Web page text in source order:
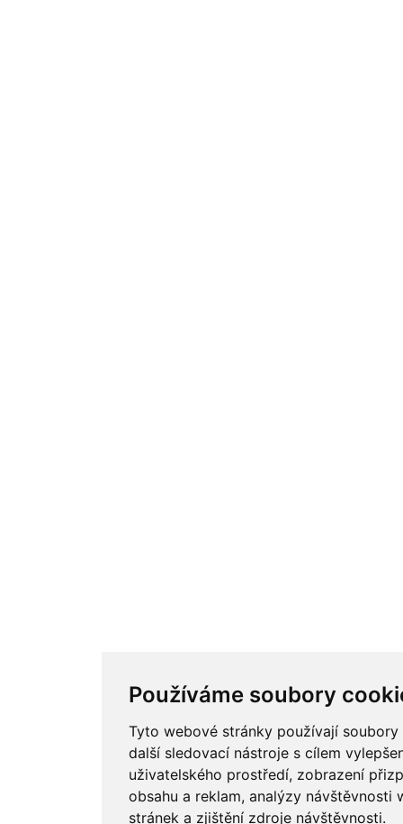
Používáme soubory
Tyto webové stránky používají soubory
další sledovací nástroje s cílem
uživatelského prostředí, zobrazení
obsahu a reklam, analýzy návštěvnosti
stránek a zjištění zdroje návštěvnosti.